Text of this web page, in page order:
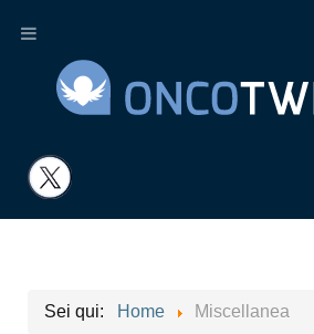
Sei qui: Home Miscellanea